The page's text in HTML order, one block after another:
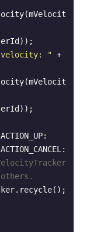
velocity: " +